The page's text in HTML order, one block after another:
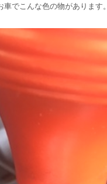
でこんな色の物があります。